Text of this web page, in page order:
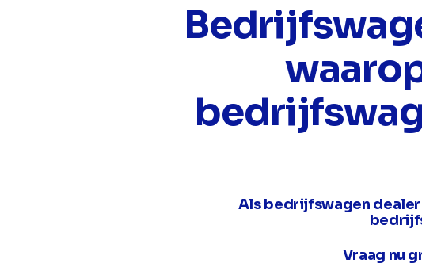
Als bedrijfswagen
Vraag nu